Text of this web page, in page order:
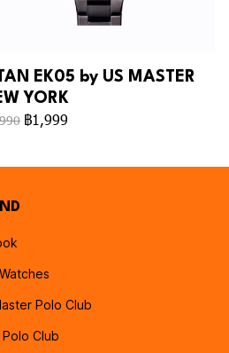
EK05 by US MASTER
YORK
฿1,999
Polo Club
Polo Club